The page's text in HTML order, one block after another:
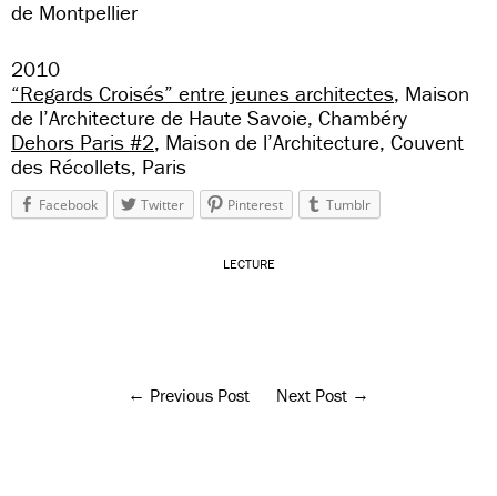
de Montpellier
2010
“Regards Croisés” entre jeunes architectes, Maison
de l’Architecture de Haute Savoie, Chambéry
Dehors Paris #2, Maison de l’Architecture, Couvent
des Récollets, Paris
Facebook Twitter Pinterest Tumblr
LECTURE
Previous Post Next Post